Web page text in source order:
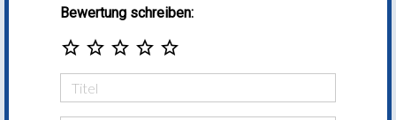
Bewertung schreiben:
star_border star_border star_border star_border star_border